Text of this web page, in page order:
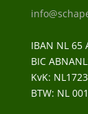
IBAN NL 65
BIC
KvK:
BTW: NL